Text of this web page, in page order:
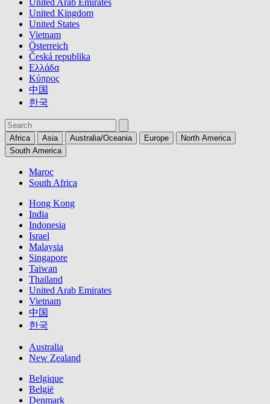
United Arab Emirates
United Kingdom
United States
Vietnam
Österreich
Česká republika
Ελλάδα
Κύπρος
中国
한국
Africa Asia Australia/Oceania Europe
North America
South America
Maroc
South Africa
Hong Kong
India
Indonesia
Israel
Malaysia
Singapore
Taiwan
Thailand
United Arab Emirates
Vietnam
中国
한국
Australia
New Zealand
Belgique
België
Denmark